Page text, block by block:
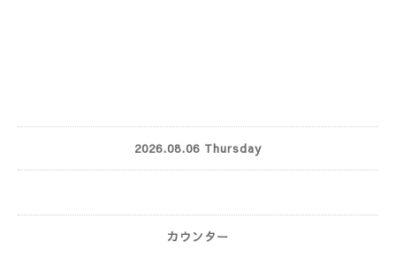
2026.08.06 Thursday
カウンター